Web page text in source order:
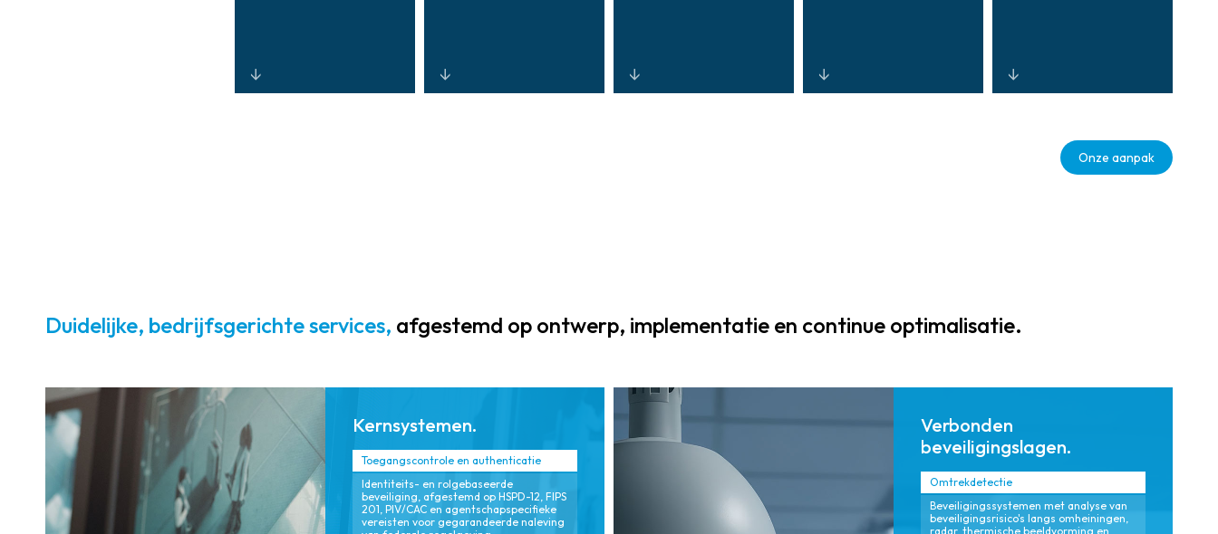
analyses voor
auditgereedheid
, waardoor de
lasten worden
waardoor de
levensduur van
wordt verlengd
en de totale
n (TCO) worden
geoptimaliseerd.
e voor
vereenvoudigd
verschillende
cloudgebaseerd
e oplossingen die
inspelen op
behoeften met
dienstverlening.
Onze aanpak
Duidelijke, bedrijfsgerichte services, afgestemd op ontwerp, implementatie en continue optimalisatie.
Kernsystemen.
Toegangscontrole en authenticatie
Identiteits- en rolgebaseerde
beveiliging, afgestemd op HSPD-12, FIPS
201, PIV/CAC en agentschapspecifieke
vereisten voor gegarandeerde naleving
Verbonden
beveiligingslagen.
Omtrekdetectie
Beveiligingssystemen met analyse van
beveiligingsrisico's langs omheiningen,
radar, thermische beeldvorming en